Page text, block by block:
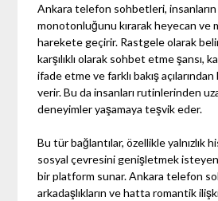
Ankara telefon sohbetleri, insanların
monotonluğunu kırarak heyecan ve
harekete geçirir. Rastgele olarak
karşılıklı olarak sohbet etme şansı,
ifade etme ve farklı bakış
verir. Bu da insanları rutinlerinden
deneyimler yaşamaya teşvik eder.
Bu tür bağlantılar, özellikle yalnızlık
sosyal çevresini genişletmek
bir platform sunar. Ankara telefon
arkadaşlıkların ve hatta romantik